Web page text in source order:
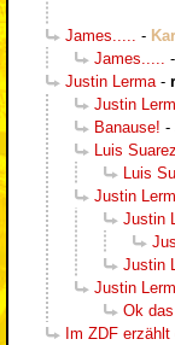
James.....
-
James.....
-
Justin Lerma -
Justin
Banause! -
Luis Suarez
Luis
Justin
Justin
Justin
Justin
Ok
Im ZDF erzählt